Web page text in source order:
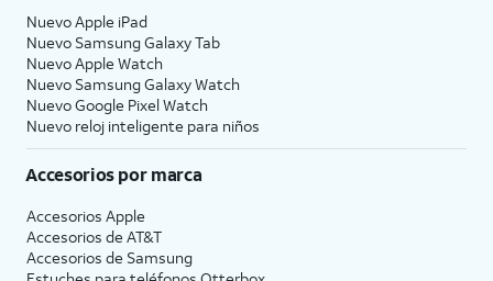
Nuevo Apple iPad
Nuevo Samsung Galaxy Tab
Nuevo Apple Watch
Nuevo Samsung Galaxy Watch
Nuevo Google Pixel Watch
Nuevo reloj inteligente para niños
Accesorios por marca
Accesorios Apple
Accesorios de AT&T
Accesorios de Samsung